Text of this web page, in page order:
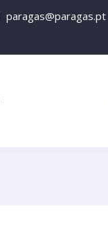
paragas@paragas.pt